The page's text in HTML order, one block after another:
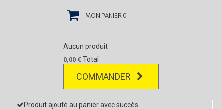
MON PANIER 0
Aucun produit
0,00 € Total
COMMANDER
Produit ajouté au panier avec succès